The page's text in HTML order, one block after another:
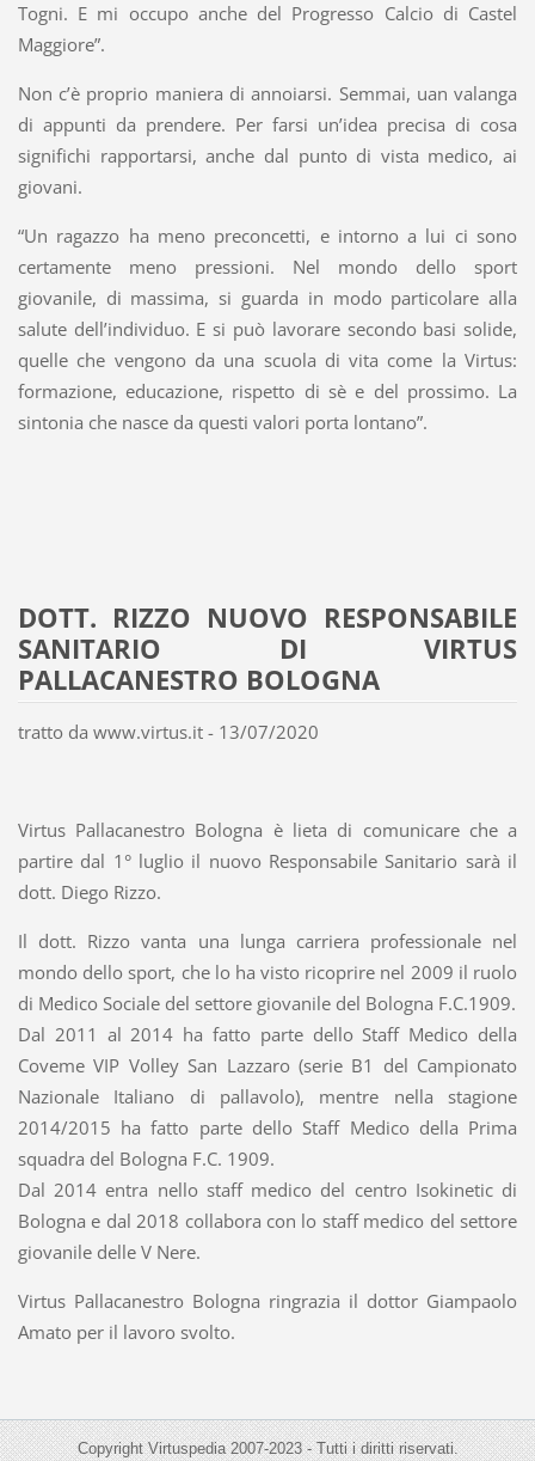
Togni. E mi occupo anche del Progresso Calcio di Castel
Maggiore”.
Non c’è proprio maniera di annoiarsi. Semmai, uan valanga
di appunti da prendere. Per farsi un’idea precisa di cosa
significhi rapportarsi, anche dal punto di vista medico, ai
giovani.
“Un ragazzo ha meno preconcetti, e intorno a lui ci sono
certamente meno pressioni. Nel mondo dello sport
giovanile, di massima, si guarda in modo particolare alla
salute dell’individuo. E si può lavorare secondo basi solide,
quelle che vengono da una scuola di vita come la Virtus:
formazione, educazione, rispetto di sè e del prossimo. La
sintonia che nasce da questi valori porta lontano”.
DOTT. RIZZO NUOVO RESPONSABILE
SANITARIO DI VIRTUS
PALLACANESTRO BOLOGNA
tratto da www.virtus.it - 13/07/2020
Virtus Pallacanestro Bologna è lieta di comunicare che a
partire dal 1° luglio il nuovo Responsabile Sanitario sarà il
dott. Diego Rizzo.
Il dott. Rizzo vanta una lunga carriera professionale nel
mondo dello sport, che lo ha visto ricoprire nel 2009 il ruolo
di Medico Sociale del settore giovanile del Bologna F.C.1909.
Dal 2011 al 2014 ha fatto parte dello Staff Medico della
Coveme VIP Volley San Lazzaro (serie B1 del Campionato
Nazionale Italiano di pallavolo), mentre nella stagione
2014/2015 ha fatto parte dello Staff Medico della Prima
squadra del Bologna F.C. 1909.
Dal 2014 entra nello staff medico del centro Isokinetic di
Bologna e dal 2018 collabora con lo staff medico del settore
giovanile delle V Nere.
Virtus Pallacanestro Bologna ringrazia il dottor Giampaolo
Amato per il lavoro svolto.
Copyright Virtuspedia 2007-2023 - Tutti i diritti riservati.